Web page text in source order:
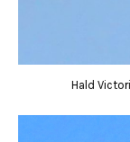
Hald